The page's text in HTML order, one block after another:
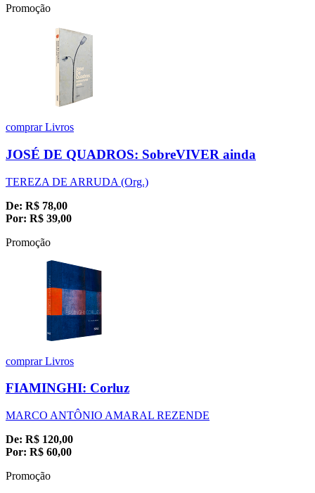
Promoção
comprarLivros
JOSÉ DE QUADROS: SobreVIVER ainda
TEREZA DE ARRUDA (Org.)
De: R$ 78,00
Por: R$ 39,00
Promoção
comprarLivros
FIAMINGHI: Corluz
MARCO ANTÔNIO AMARAL REZENDE
De: R$ 120,00
Por: R$ 60,00
Promoção